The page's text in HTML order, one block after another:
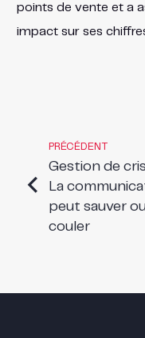
points de vente et a
impact sur ses
PRÉCÉDENT
Gestion de
La
peut sauver
couler